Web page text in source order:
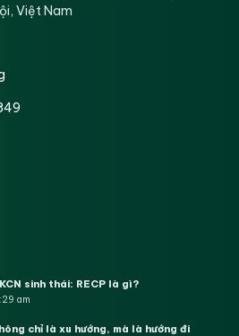
Việt Nam
sinh thái: RECP là gì?
am
chỉ là xu hướng, mà là hướng đi